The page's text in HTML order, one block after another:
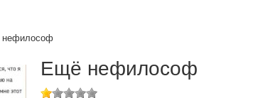
Ещё нефилософ